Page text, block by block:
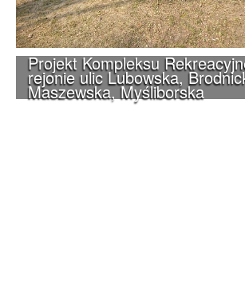
Projekt Kompleksu
rejonie ulic Lubowska,
Maszewska, Myśliborska